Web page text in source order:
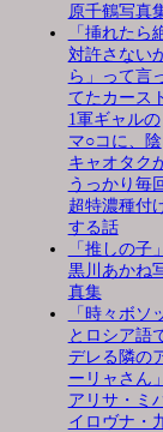
原千鶴写真
「挿れたら
対許さない
ら」って言
てたカース
1軍ギャルの
マ○コに、陰
キャオタク
うっかり毎
超特濃種付
する話
「推しの子」
黒川あかね
真集
「時々ボソ
とロシア語
デレる隣の
ーリャさん」
アリサ・ミ
イロヴナ・